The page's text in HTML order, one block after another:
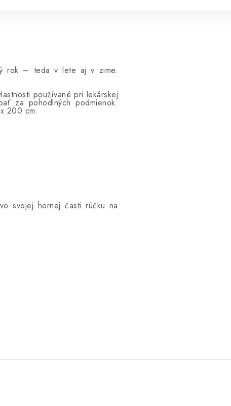
rok – teda v lete aj v zime.
používané pri lekárskej
za pohodlných podmienok.
200 cm.
svojej hornej časti rúčku na